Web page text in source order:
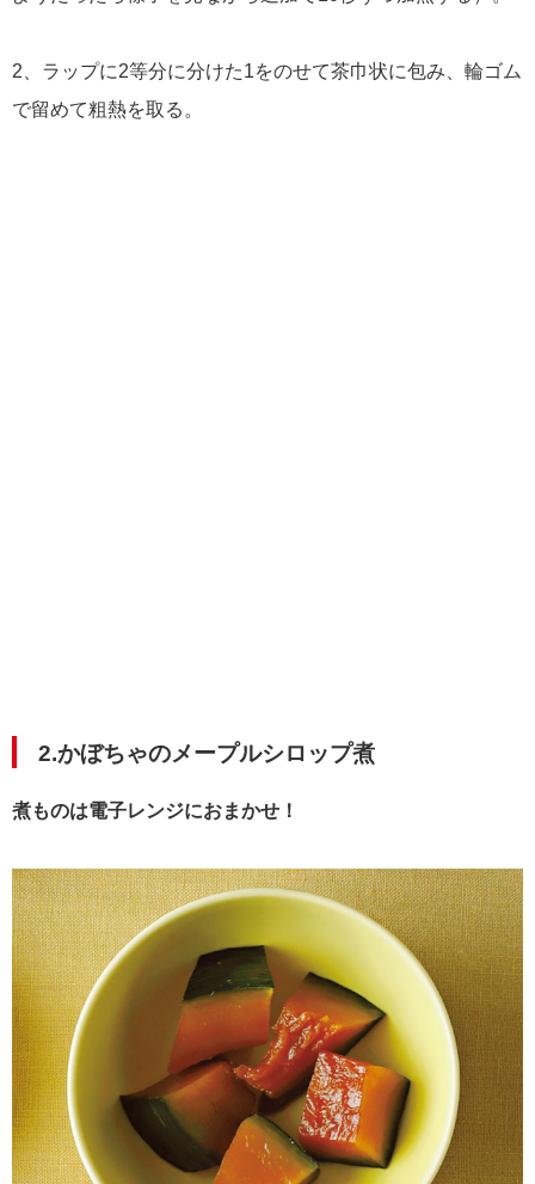
2、ラップに2等分に分けた1をのせて茶巾状に包み、輪ゴム
で留めて粗熱を取る。
2.かぼちゃのメープルシロップ煮
煮ものは電子レンジにおまかせ！